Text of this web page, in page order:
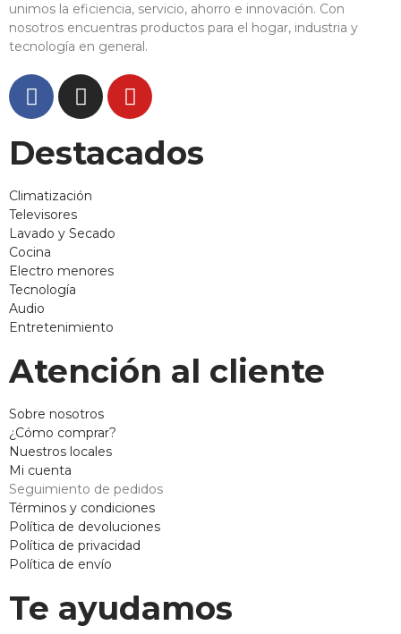
unimos la eficiencia, servicio, ahorro e innovación. Con
nosotros encuentras productos para el hogar, industria y
tecnología en general.
Destacados
Climatización
Televisores
Lavado y Secado
Cocina
Electro menores
Tecnología
Audio
Entretenimiento
Atención al cliente
Sobre nosotros
¿Cómo comprar?
Nuestros locales
Mi cuenta
Seguimiento de pedidos
Términos y condiciones
Política de devoluciones
Política de privacidad
Política de envío
Te ayudamos